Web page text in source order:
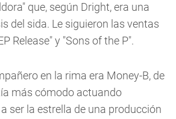
que, según Dright, era una
del sida. Le siguieron las ventas
Release" y "Sons of the P".
en la rima era Money-B, de
más cómodo actuando
ser la estrella de una producción